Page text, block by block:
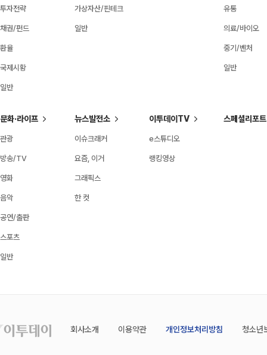
투자전략
채권/펀드
환율
국제시황
일반
가상자산/핀테크
일반
유통
의료/바이오
중기/벤처
일반
문화·라이프
관광
방송/TV
영화
음악
공연/출판
스포츠
일반
뉴스발전소
이슈크래커
요즘, 이거
그래픽스
한 컷
이투데이TV
e스튜디오
랭킹영상
스페셜리포트
회사소개 이용약관 개인정보처리방침 청소년